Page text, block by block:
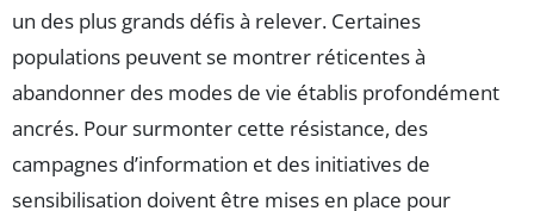
un des plus grands défis à relever. Certaines
populations peuvent se montrer réticentes à
abandonner des modes de vie établis profondément
ancrés. Pour surmonter cette résistance, des
campagnes d’information et des initiatives de
sensibilisation doivent être mises en place pour